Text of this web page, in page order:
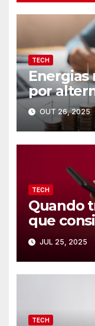
TECH
Energias
por
OUT 26, 2025
TECH
Quando
que
um novo
JUL 25, 2025
TECH